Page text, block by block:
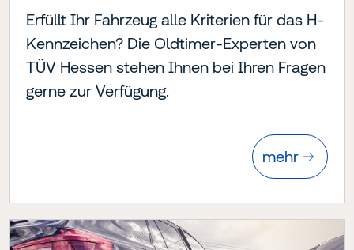
Erfüllt Ihr Fahrzeug alle Kriterien für das H-
Kennzeichen? Die Oldtimer-Experten von
TÜV Hessen stehen Ihnen bei Ihren Fragen
gerne zur Verfügung.
mehr